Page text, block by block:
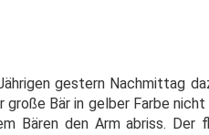
gestern Nachmittag
große Bär in gelber Farbe
Bären den Arm abriss.